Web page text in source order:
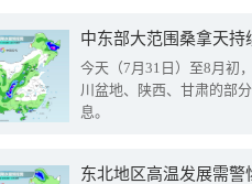
中东部大范围桑拿天
今天（7月31日）至8月初
川盆地、陕西、甘肃的部
息。
东北地区高温发展需